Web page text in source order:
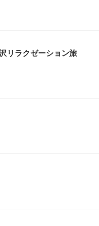
リラクゼーション旅